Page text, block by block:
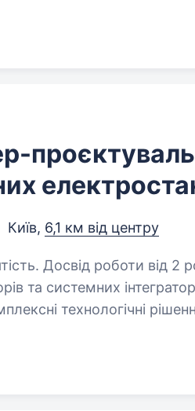
Київ, 6,1 км від центру
роботи від 2 років. DEPS — один із
та системних
технологічні